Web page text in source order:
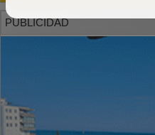
PUBLICIDAD